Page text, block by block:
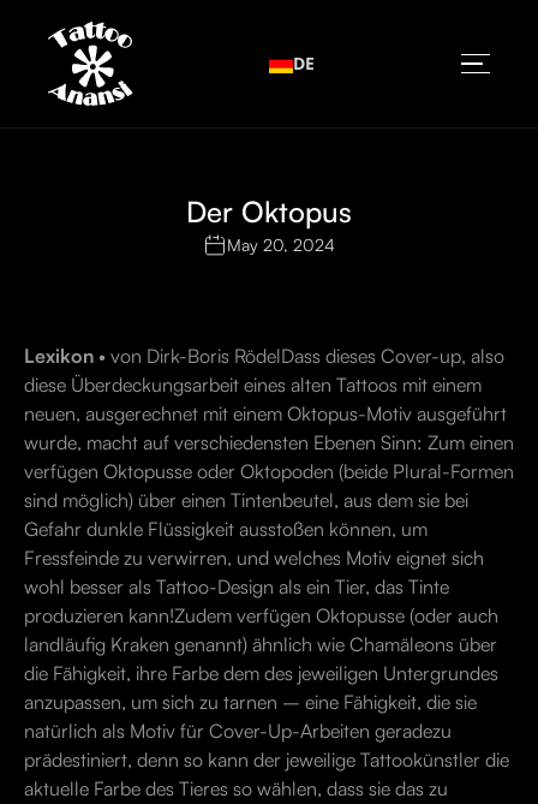
DE
Der Oktopus
May 20, 2024
Lexikon • von Dirk-Boris RödelDass dieses Cover-up, also
diese Überdeckungsarbeit eines alten Tattoos mit einem
neuen, ausgerechnet mit einem Oktopus-Motiv ausgeführt
wurde, macht auf verschiedensten Ebenen Sinn: Zum einen
verfügen Oktopusse oder Oktopoden (beide Plural-Formen
sind möglich) über einen Tintenbeutel, aus dem sie bei
Gefahr dunkle Flüssigkeit ausstoßen können, um
Fressfeinde zu verwirren, und welches Motiv eignet sich
wohl besser als Tattoo-Design als ein Tier, das Tinte
produzieren kann!Zudem verfügen Oktopusse (oder auch
landläufig Kraken genannt) ähnlich wie Chamäleons über
die Fähigkeit, ihre Farbe dem des jeweiligen Untergrundes
anzupassen, um sich zu tarnen – eine Fähigkeit, die sie
natürlich als Motiv für Cover-Up-Arbeiten geradezu
prädestiniert, denn so kann der jeweilige Tattookünstler die
aktuelle Farbe des Tieres so wählen, dass sie das zu